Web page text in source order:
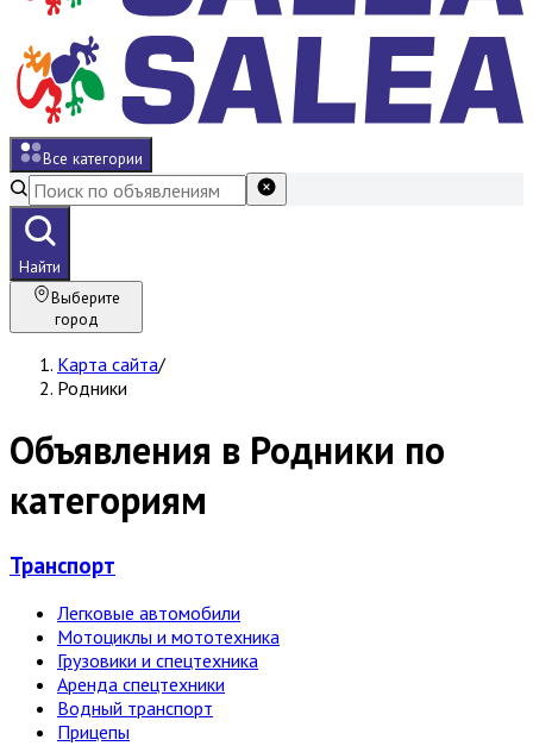
Все категории
Найти
Выберите
город
Карта сайта/
Родники
Объявления в Родники по
категориям
Транспорт
Легковые автомобили
Мотоциклы и мототехника
Грузовики и спецтехника
Аренда спецтехники
Водный транспорт
Прицепы